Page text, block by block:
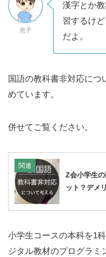
息子
漢字とか
習するけ
だよ。
国語の教科書非対応につ
めています。
併せてご覧ください。
関連
Z会小学生
ット？デメ
小学生コースの本科を1
ジタル教材のプログラミ